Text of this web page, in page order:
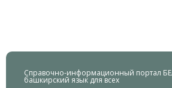
Справочно-информационный портал
башкирский язык для всех